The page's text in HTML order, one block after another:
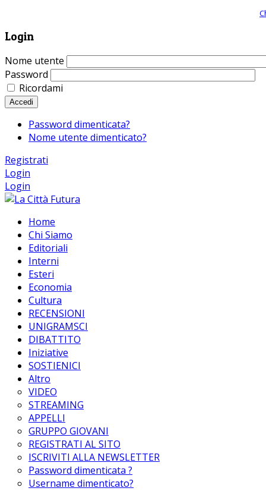
Login
Nome utente
Password
Ricordami
Accedi
Password dimenticata?
Nome utente dimenticato?
Registrati
Login
Login
Home
Chi Siamo
Editoriali
Interni
Esteri
Economia
Cultura
RECENSIONI
UNIGRAMSCI
DIBATTITO
Iniziative
SOSTIENICI
Altro
VIDEO
STREAMING
APPELLI
GRUPPO GIOVANI
REGISTRATI AL SITO
ISCRIVITI ALLA NEWSLETTER
Password dimenticata ?
Username dimenticato?